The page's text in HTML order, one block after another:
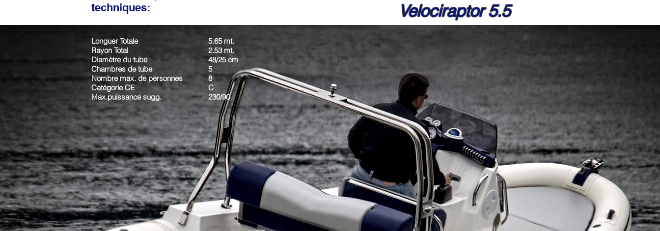
Velociraptor 5.5
techniques:
Longuer Totale
Rayon Total
Diamètre du tube
Chambres de tube
Nombre max. de personnes
Catégorie CE
Max.puissance sugg.
5.65 mt.
2.53 mt.
48/25 cm
5
8
C
230/90